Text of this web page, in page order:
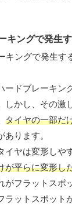
キングで発生
ードブレーキン
しかし、その激
タイヤの一部だ
あります。
イヤは変形しや
が平らに変形し
がフラットスポ
ラットスポット